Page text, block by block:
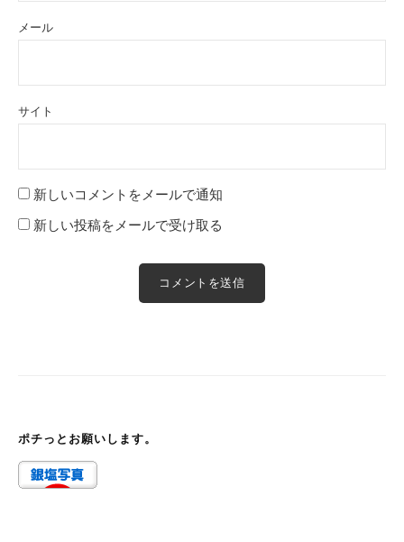
メール
サイト
新しいコメントをメールで通知
新しい投稿をメールで受け取る
ポチっとお願いします。